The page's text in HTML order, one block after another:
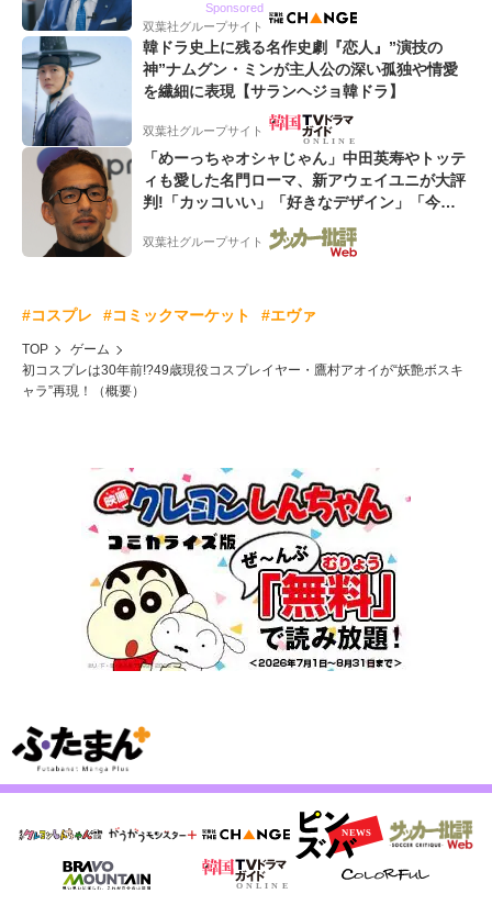
Sponsored
双葉社グループサイト
韓ドラ史上に残る名作史劇『恋人』”演技の
神”ナムグン・ミンが主人公の深い孤独や情愛
を繊細に表現【サランヘジョ韓ドラ】
双葉社グループサイト
「めーっちゃオシャじゃん」中田英寿やトッテ
ィも愛した名門ローマ、新アウェイユニが大評
判!「カッコいい」「好きなデザイン」「今年
双葉社グループサイト
#コスプレ #コミックマーケット #エヴァ
TOP
ゲーム
初コスプレは30年前!?49歳現役コスプレイヤー・鷹村アオイが“妖艶ボスキ
ャラ”再現！（概要）